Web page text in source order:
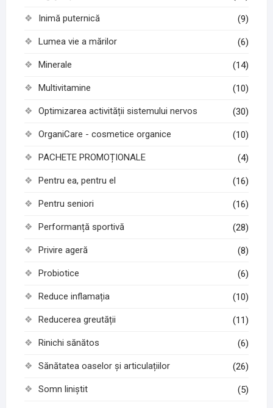
Inimă puternică (9)
Lumea vie a mărilor (6)
Minerale (14)
Multivitamine (10)
Optimizarea activității sistemului nervos (30)
OrganiCare - cosmetice organice (10)
PACHETE PROMOȚIONALE (4)
Pentru ea, pentru el (16)
Pentru seniori (16)
Performanță sportivă (28)
Privire ageră (8)
Probiotice (6)
Reduce inflamația (10)
Reducerea greutății (11)
Rinichi sănătos (6)
Sănătatea oaselor și articulațiilor (26)
Somn liniștit (5)